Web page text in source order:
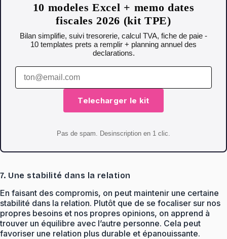
10 modeles Excel + memo dates
fiscales 2026 (kit TPE)
Bilan simplifie, suivi tresorerie, calcul TVA, fiche de paie -
10 templates prets a remplir + planning annuel des
declarations.
Telecharger le kit
Pas de spam. Desinscription en 1 clic.
7. Une stabilité dans la relation
En faisant des compromis, on peut maintenir une certaine
stabilité dans la relation. Plutôt que de se focaliser sur nos
propres besoins et nos propres opinions, on apprend à
trouver un équilibre avec l’autre personne. Cela peut
favoriser une relation plus durable et épanouissante.